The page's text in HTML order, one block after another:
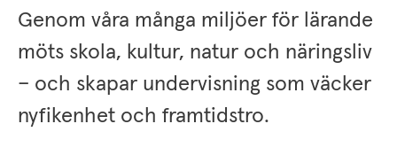
Genom våra många miljöer för lärande
möts skola, kultur, natur och näringsliv
– och skapar undervisning som väcker
nyfikenhet och framtidstro.